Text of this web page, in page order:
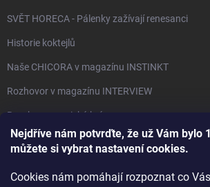
Nejdříve nám potvrďte, že už Vám bylo
můžete si vybrat nastavení cookies.
Cookies nám pomáhají rozpoznat co
SVĚT HORECA - Pálenky zažívají renesanci
Historie koktejlů
Naše CHICORA v magazínu INSTINKT
Rozhovor v magazínu INTERVIEW
Bourbon, americká krása.
Napsali v TÝDNU o naší práci